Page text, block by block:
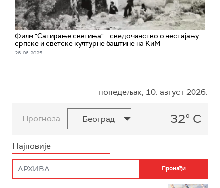
Филм "Сатирање светиња" – сведочанство о нестајању
српске и светске културне баштине на КиМ
26. 06. 2025.
понедељак, 10. август 2026.
Прогноза 32° C
Најновије